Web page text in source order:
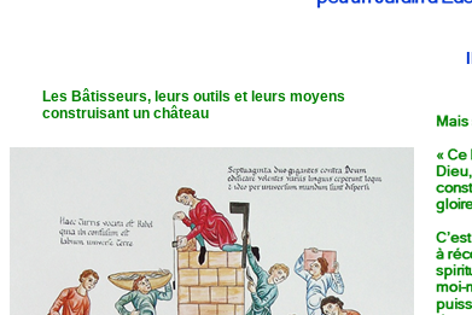
Les Bâtisseurs, leurs outils et leurs moyens
construisant un château